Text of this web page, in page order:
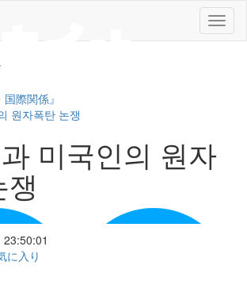
メ
ニ
際関係』
원자폭탄 논쟁
미국인의 원자
に入り